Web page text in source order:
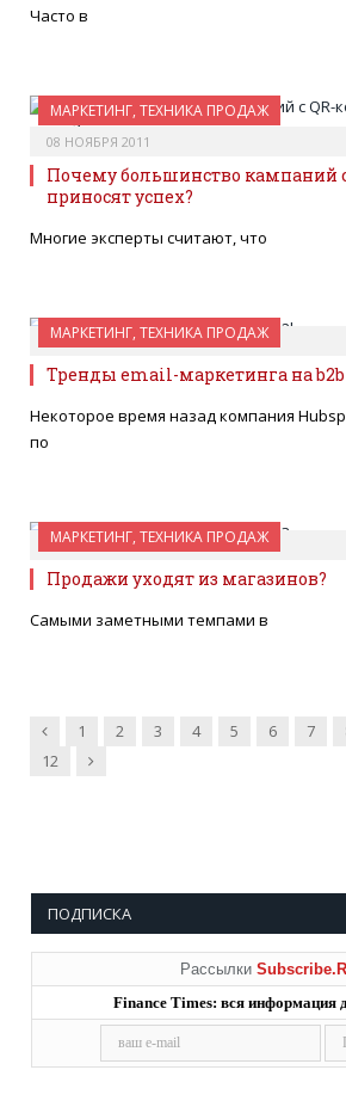
Часто в
МАРКЕТИНГ, ТЕХНИКА ПРОДАЖ
08 НОЯБРЯ 2011
Почему большинство кампаний
приносят успех?
Многие эксперты считают, что
МАРКЕТИНГ, ТЕХНИКА ПРОДАЖ
07 НОЯБРЯ 2011
Тренды email-маркетинга на b2b
Некоторое время назад компания
по
МАРКЕТИНГ, ТЕХНИКА ПРОДАЖ
27 ОКТЯБРЯ 2011
Продажи уходят из магазинов?
Самыми заметными темпами в
Предыдущие
1 2 3 4 5 6 7
12
Далее
ПОДПИСКА
Рассылки
Finance Times: вся информация